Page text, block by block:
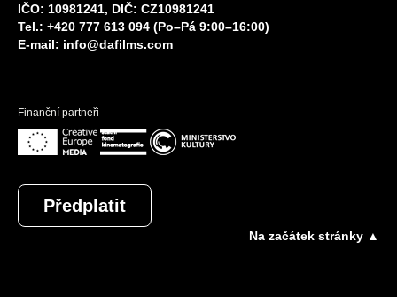
IČO: 10981241, DIČ: CZ10981241
Tel.: +420 777 613 094 (Po–Pá 9:00–16:00)
E-mail: info@dafilms.com
Finanční partneři
Předplatit
Na začátek stránky ▲